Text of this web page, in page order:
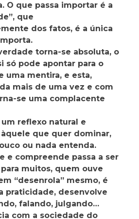
O que passa importar é a
que
dos fatos, é a única
torna-se absoluta, o
só pode apontar para o
uma mentira, e esta,
mais de uma vez e com
se uma complacente
reflexo natural e
que quer dominar,
ou nada entenda.
e compreende passa a ser
muitos, quem ouve
“desenrola” mesmo, é
praticidade, desenvolve
falando, julgando…
com a sociedade do